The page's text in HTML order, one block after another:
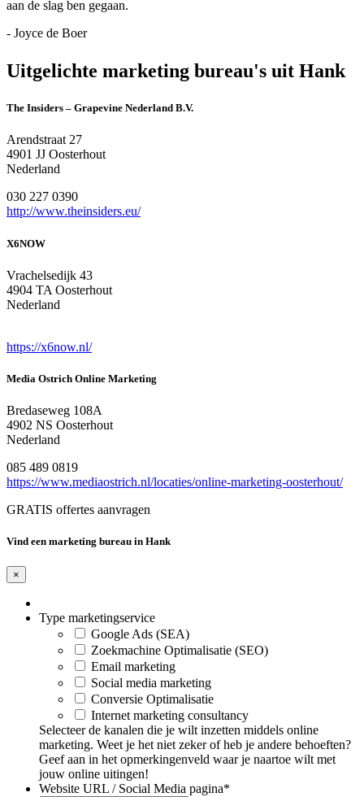
aan de slag ben gegaan.
- Joyce de Boer
Uitgelichte marketing bureau's uit Hank
The Insiders – Grapevine Nederland B.V.
Arendstraat 27
4901 JJ Oosterhout
Nederland
030 227 0390
http://www.theinsiders.eu/
X6NOW
Vrachelsedijk 43
4904 TA Oosterhout
Nederland
https://x6now.nl/
Media Ostrich Online Marketing
Bredaseweg 108A
4902 NS Oosterhout
Nederland
085 489 0819
https://www.mediaostrich.nl/locaties/online-marketing-oosterhout/
GRATIS offertes aanvragen
Vind een marketing bureau in Hank
×
Type marketingservice
Google Ads (SEA)
Zoekmachine Optimalisatie (SEO)
Email marketing
Social media marketing
Conversie Optimalisatie
Internet marketing consultancy
Selecteer de kanalen die je wilt inzetten middels online
marketing. Weet je het niet zeker of heb je andere behoeften?
Geef aan in het opmerkingenveld waar je naartoe wilt met
jouw online uitingen!
Website URL / Social Media pagina*